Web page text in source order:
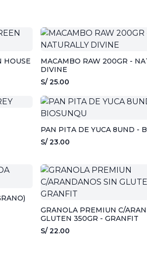
HOUSE
MACAMBO RAW 200GR -
DIVINE
S/ 25.00
PAN PITA DE YUCA 8UND -
S/ 23.00
GRANOLA PREMIUN C/
GLUTEN 350GR - GRANFIT
S/ 22.00